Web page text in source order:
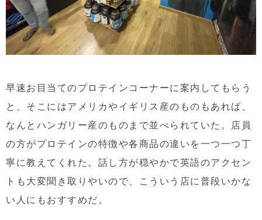
早速お目当てのプロテインコーナーに案内してもらう
と、そこにはアメリカやイギリス産のものもあれば、
なんとハンガリー産のものまで並べられていた。店員
の方がプロテインの特徴や各商品の違いを一つ一つ丁
寧に教えてくれた。話し方が穏やかで英語のアクセン
トも大変聞き取りやいので、こういう店に普段いかな
い人にもおすすめだ。